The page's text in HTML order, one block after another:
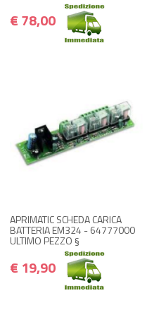
€ 78,00
APRIMATIC SCHEDA CARICA
BATTERIA EM324 - 64777000
ULTIMO PEZZO §
€ 19,90
+ ACQUISTA